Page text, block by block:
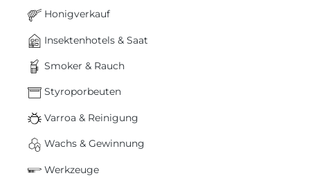
Honigverkauf
Insektenhotels & Saat
Smoker & Rauch
Styroporbeuten
Varroa & Reinigung
Wachs & Gewinnung
Werkzeuge